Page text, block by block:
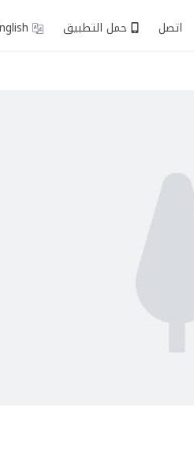
اتصل حمل التطبيق